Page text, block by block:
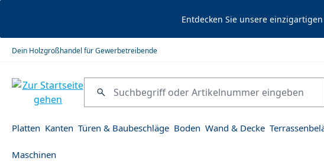
Zur Hauptnavigation springenEntdecken Sie unsere
Dein Holzgroßhandel für Gewerbetreibende
Platten Kanten Türen & Baubeschläge Boden Wand & Decke
Maschinen